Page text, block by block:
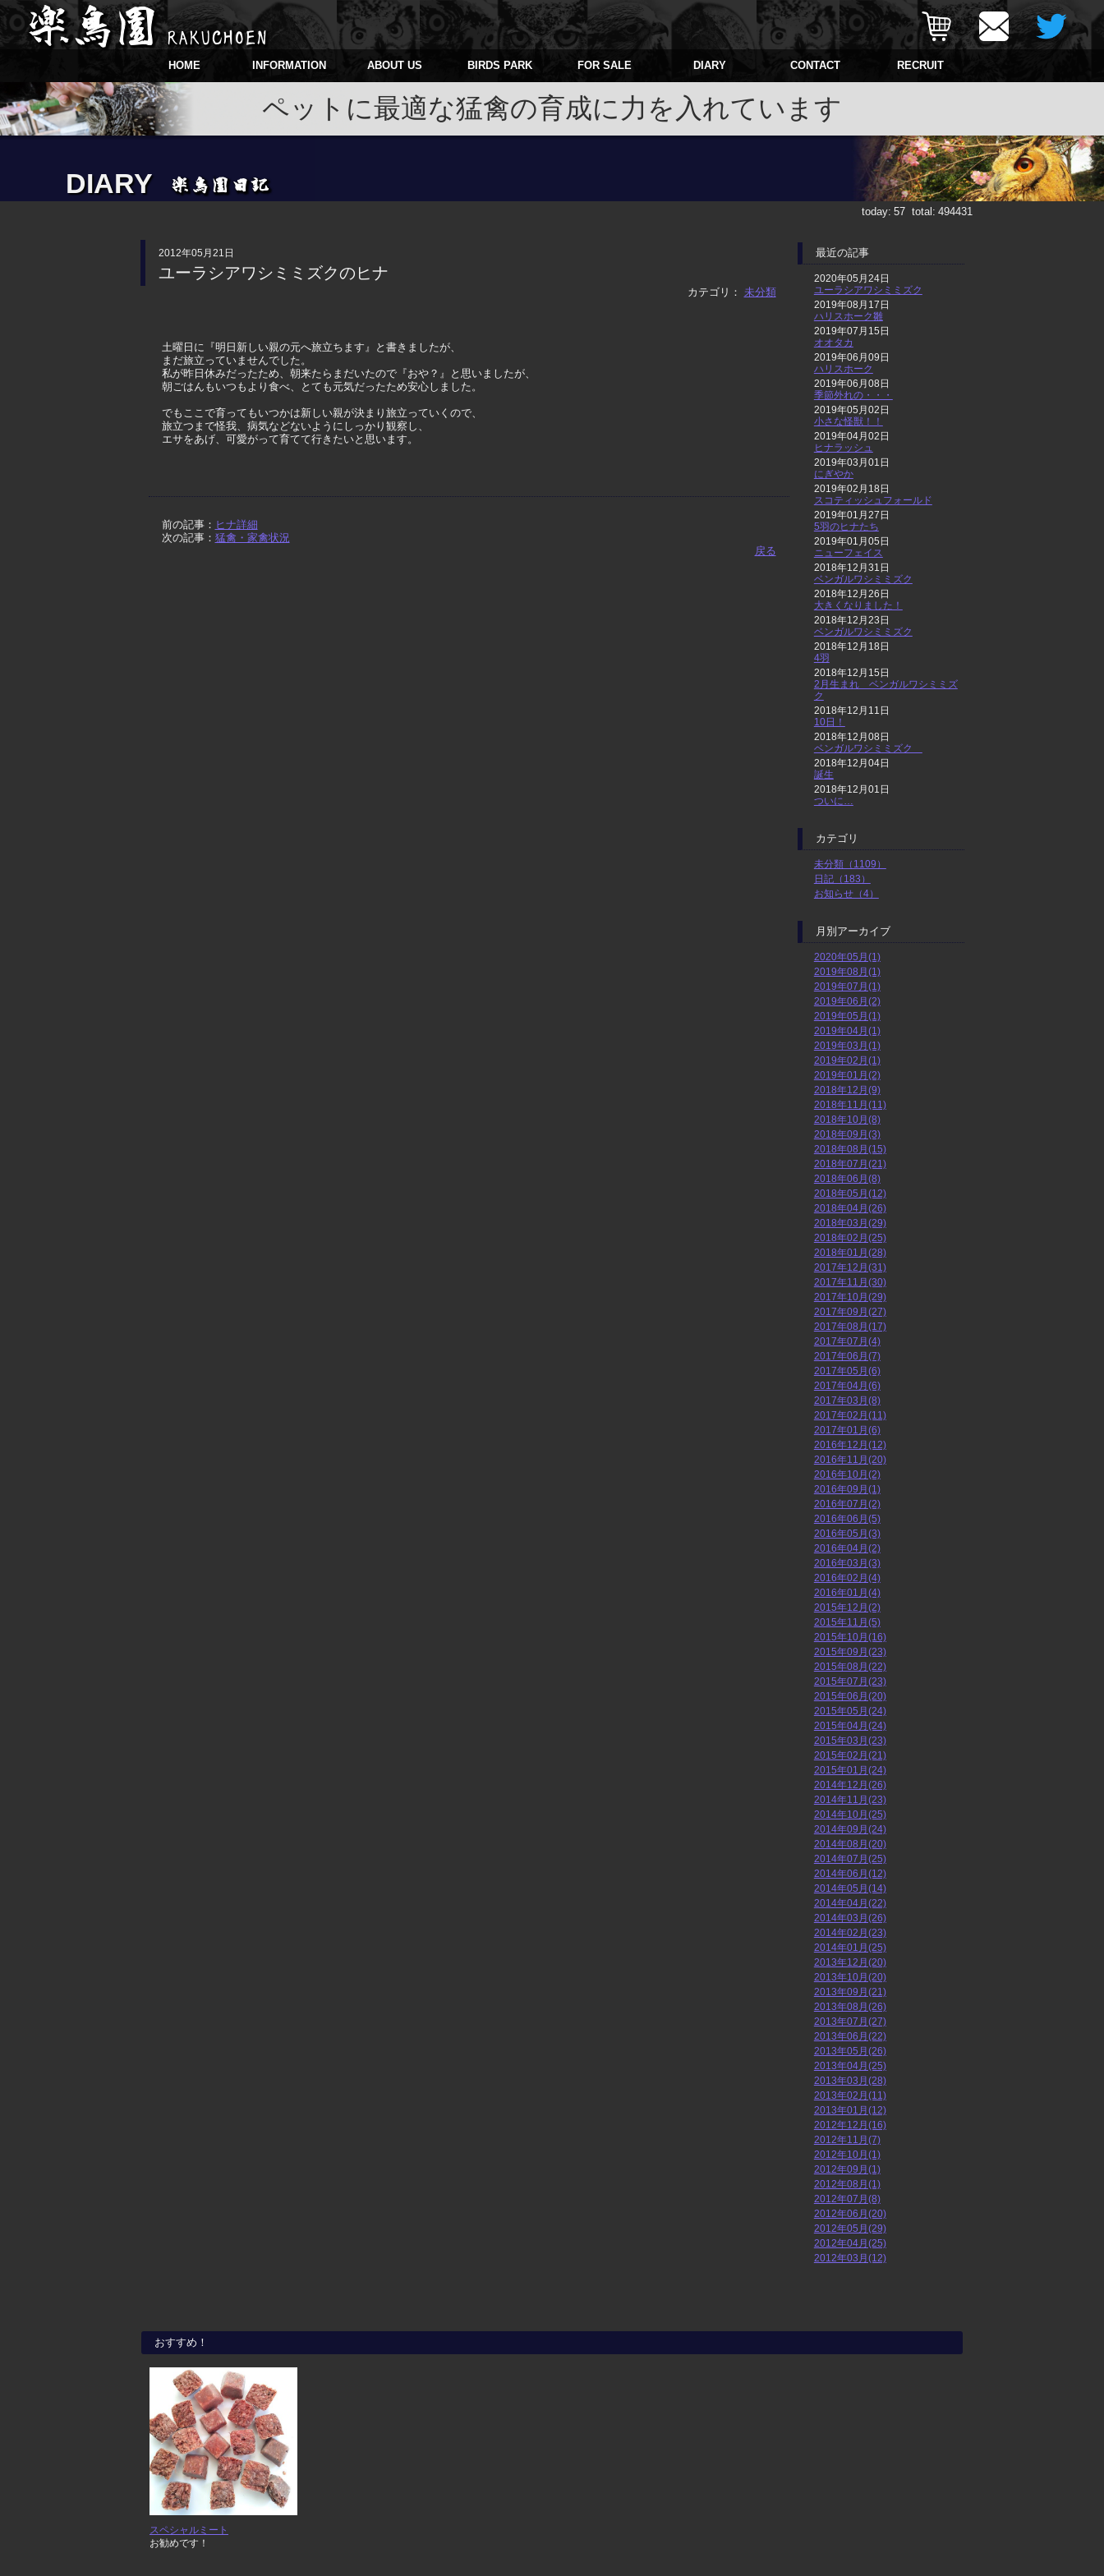
HOME INFORMATION ABOUT US BIRDS PARK FOR SALE DIARY CONTACT RECRUIT
ペットに最適な猛禽の育成に力を入れています
DIARY
today: 57 total: 494431
2012年05月21日
ユーラシアワシミミズクのヒナ
カテゴリ： 未分類
土曜日に『明日新しい親の元へ旅立ちます』と書きましたが、
まだ旅立っていませんでした。
私が昨日休みだったため、朝来たらまだいたので『おや？』と思いましたが、
朝ごはんもいつもより食べ、とても元気だったため安心しました。
でもここで育ってもいつかは新しい親が決まり旅立っていくので、
旅立つまで怪我、病気などないようにしっかり観察し、
エサをあげ、可愛がって育てて行きたいと思います。
前の記事： ヒナ詳細
次の記事： 猛禽・家禽状況
戻る
最近の記事
2020年05月24日
ユーラシアワシミミズク
2019年08月17日
ハリスホーク雛
2019年07月15日
オオタカ
2019年06月09日
ハリスホーク
2019年06月08日
季節外れの・・・
2019年05月02日
小さな怪獣！！
2019年04月02日
ヒナラッシュ
2019年03月01日
にぎやか
2019年02月18日
スコティッシュフォールド
2019年01月27日
5羽のヒナたち
2019年01月05日
ニューフェイス
2018年12月31日
ベンガルワシミミズク
2018年12月26日
大きくなりました！
2018年12月23日
ベンガルワシミミズク
2018年12月18日
4羽
2018年12月15日
2月生まれ ベンガルワシミミズ
ク
2018年12月11日
10日！
2018年12月08日
ベンガルワシミミズク
2018年12月04日
誕生
2018年12月01日
ついに…
カテゴリ
未分類（1109）
日記（183）
お知らせ（4）
月別アーカイブ
2020年05月(1)
2019年08月(1)
2019年07月(1)
2019年06月(2)
2019年05月(1)
2019年04月(1)
2019年03月(1)
2019年02月(1)
2019年01月(2)
2018年12月(9)
2018年11月(11)
2018年10月(8)
2018年09月(3)
2018年08月(15)
2018年07月(21)
2018年06月(8)
2018年05月(12)
2018年04月(26)
2018年03月(29)
2018年02月(25)
2018年01月(28)
2017年12月(31)
2017年11月(30)
2017年10月(29)
2017年09月(27)
2017年08月(17)
2017年07月(4)
2017年06月(7)
2017年05月(6)
2017年04月(6)
2017年03月(8)
2017年02月(11)
2017年01月(6)
2016年12月(12)
2016年11月(20)
2016年10月(2)
2016年09月(1)
2016年07月(2)
2016年06月(5)
2016年05月(3)
2016年04月(2)
2016年03月(3)
2016年02月(4)
2016年01月(4)
2015年12月(2)
2015年11月(5)
2015年10月(16)
2015年09月(23)
2015年08月(22)
2015年07月(23)
2015年06月(20)
2015年05月(24)
2015年04月(24)
2015年03月(23)
2015年02月(21)
2015年01月(24)
2014年12月(26)
2014年11月(23)
2014年10月(25)
2014年09月(24)
2014年08月(20)
2014年07月(25)
2014年06月(12)
2014年05月(14)
2014年04月(22)
2014年03月(26)
2014年02月(23)
2014年01月(25)
2013年12月(20)
2013年10月(20)
2013年09月(21)
2013年08月(26)
2013年07月(27)
2013年06月(22)
2013年05月(26)
2013年04月(25)
2013年03月(28)
2013年02月(11)
2013年01月(12)
2012年12月(16)
2012年11月(7)
2012年10月(1)
2012年09月(1)
2012年08月(1)
2012年07月(8)
2012年06月(20)
2012年05月(29)
2012年04月(25)
2012年03月(12)
おすすめ！
スペシャルミート
お勧めです！